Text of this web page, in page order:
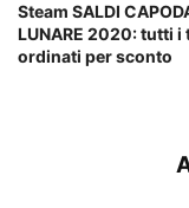
Steam SALDI
LUNARE 2020: tutti i
ordinati per sconto